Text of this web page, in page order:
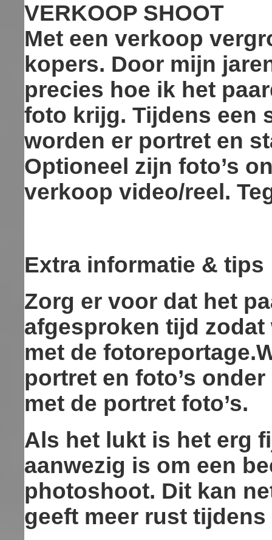
VERKOOP SHOOT
Met een verkoop
kopers. Door mijn
precies hoe ik het
foto krijg. Tijdens een
worden er portret en
Optioneel zijn foto’s
verkoop video/reel.
Extra informatie & tips
Zorg er voor dat het
afgesproken tijd
met de
portret en foto’s
met de portret foto’s.
Als het lukt is het erg
aanwezig is om een
photoshoot. Dit kan
geeft meer rust